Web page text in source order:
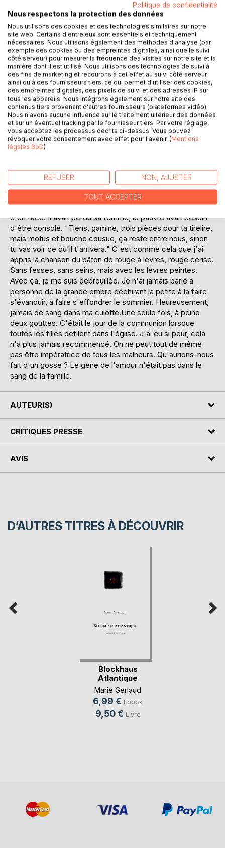
J'ai presque cent ans, j'ai traversé l'horizon dans un sens
puis retour, comme on passe une vitre. J'ai des bouts de
verre plantés dans tout le corps, mais n'en suis pas morte.
Ne me demandez pas mon nom ; les pauvres n'ont pas de
nom. Les mercredis l'hiver je me rends à l'Association pour
recevoir le cabas à provisions de la semaine. J'ai des
pommes, du lait, des biscottes, je ne manque de rien.
Surtout, j'ai mon cabanon. Un miracle, mon cabanon ! J'y
suis un monarque illégitime. S'ils m'y découvrent, ils
m'emmèneront. Ils m'attacheront à un lit au trente-
troisième étage du service de gériatrie. Surtout pas ça ! A
l'hospice, je perdrais le don de convoquer les oiseaux.
aurait fait des histoires, je ne voulais pas être ramenée à la
maison entre deux gendarmes. J'étais solide, j'ai patienté.
Depuis mes trois ans, chaque fin d'après-midi, la vieille, ma
grand-mère m'envoyait porter des biscuits chez le voisin
d'en face. Il avait perdu sa femme, le pauvre avait besoin
d'être consolé. "Tiens, gamine, trois pièces pour ta tirelire,
mais motus et bouche cousue, ça reste entre nous, sinon
tu vas voir ce qu'il t'arrivera." C'est comme cela que j'ai
appris la chanson du bâton de rouge à lèvres, rouge cerise.
Sans fesses, sans seins, mais avec les lèvres peintes.
Avec ça, je me suis débrouillée. Je n'ai jamais parlé à
personne de la grande ombre déchirant la petite à la faire
s'évanouir, à faire s'effondrer le sommier. Heureusement,
jamais de sang dans ma culotte.Une seule fois, à peine
deux gouttes. C'était le jour de la communion lorsque
toutes les filles défilent dans l'église. J'ai eu si peur, cela
n'a plus jamais recommencé. On ne peut tout de même
pas être impératrice de tous les malheurs. Qu'aurions-nous
fait d'un gosse ? Le gène de l'amour n'était pas dans le
sang de la famille.
AUTEUR(S)
CRITIQUES PRESSE
AVIS
D’AUTRES TITRES À DÉCOUVRIR
Blockhaus
Atlantique
Marie Gerlaud
6,99 € Ebook
9,50 € Livre
Politique de confidentialité
Nous respectons la protection des données
Nous utilisons des cookies et des technologies similaires sur notre
site web. Certains d'entre eux sont essentiels et techniquement
nécessaires. Nous utilisons également des méthodes d'analyse (par
exemple des cookies ou des empreintes digitales, ainsi que le suivi
côté serveur) pour mesurer la fréquence des visites sur notre site et la
manière dont il est utilisé. Nous utilisons des technologies de suivi à
des fins de marketing et recourons à cet effet au suivi côté serveur
ainsi qu'à des fournisseurs tiers, ce qui permet d'utiliser des cookies,
des empreintes digitales, des pixels de suivi et des adresses IP sur
tous les appareils. Nous intégrons également sur notre site des
contenus tiers provenant d'autres fournisseurs (plateformes vidéo).
Nous n'avons aucune influence sur le traitement ultérieur des données
et sur un éventuel tracking par le fournisseur tiers. Par votre réglage,
vous acceptez les processus décrits ci-dessus. Vous pouvez
révoquer votre consentement avec effet pour l'avenir. (Mentions
légales BoD)
REFUSER NON, AJUSTER
TOUT ACCEPTER